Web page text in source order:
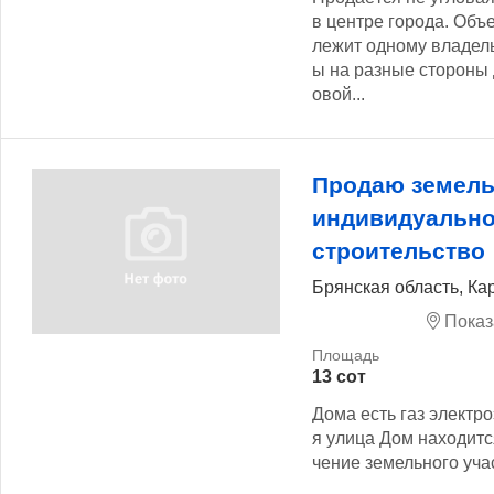
в центре города.
лежит одному
ы на разные стороны
овой...
Продаю
строительство
Брянская область,
13 сот
Дома есть газ
я улица Дом
чение земельного